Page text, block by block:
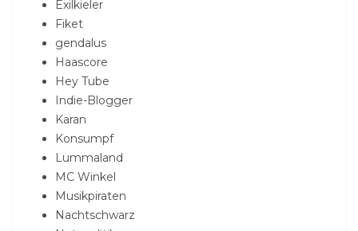
Exilkieler
Fiket
gendalus
Haascore
Hey Tube
Indie-Blogger
Karan
Konsumpf
Lummaland
MC Winkel
Musikpiraten
Nachtschwarz